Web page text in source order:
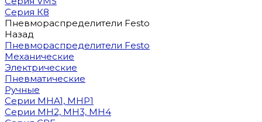
Серия К8
Пневмораспределители Festo
Назад
Пневмораспределители Festo
Механические
Электрические
Пневматические
Ручные
Cерии MHA1, MHP1
Cерии MH2, MH3, MH4